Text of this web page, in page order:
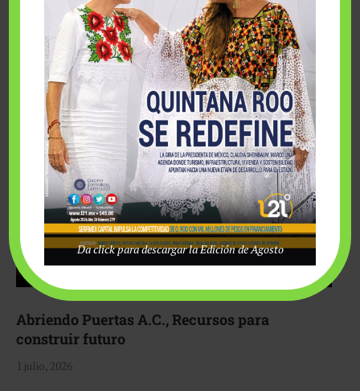
Fairmont Mayakoba y Make-A-Wish México unieron
esfuerzos para hacer realidad el deseo de una …
Abriendo Puertas A.C., Recursos para
construir futuro
1 julio, 2026
Da click para descargar la Edición de Agosto